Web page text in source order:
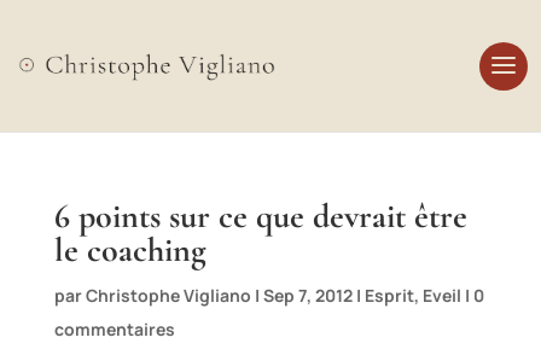
6 points sur ce que devrait être
le coaching
parChristophe Vigliano | Sep 7, 2012| Esprit, Eveil | 0
commentaires